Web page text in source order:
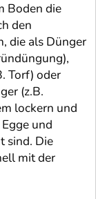
Boden die
den
die als Dünger
Torf) oder
(z.B.
lockern und
und
sind. Die
mit der